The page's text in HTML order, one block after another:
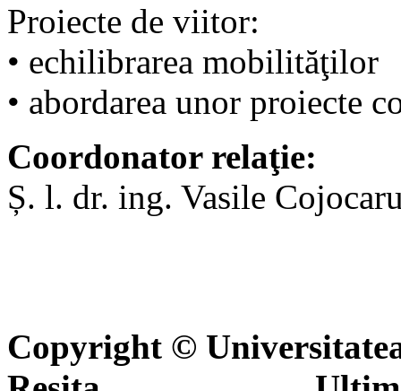
Proiecte de viitor:
• echilibrarea mobilităţilor
• abordarea unor proiecte
Coordonator relaţie:
Ș. l. dr. ing. Vasile
Copyright ©